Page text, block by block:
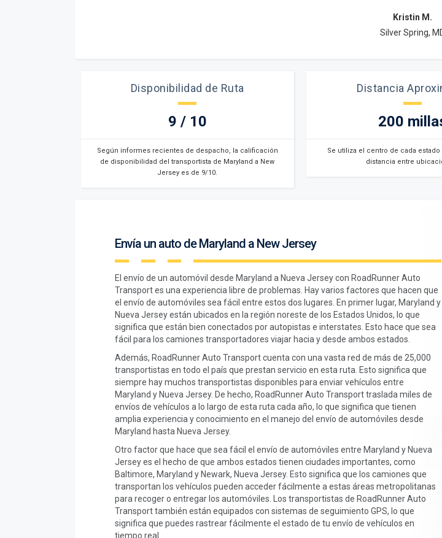
Kristin M.
Silver Spring,
Disponibilidad de Ruta
9 / 10
Según informes recientes de despacho, la calificación
de disponibilidad del transportista de Maryland a New
Jersey es de 9/10.
Distancia
200
Se utiliza el centro de cada estado
distancia entre
Envía un auto de Maryland a New Jersey
El envío de un automóvil desde Maryland a Nueva Jersey con RoadRunner Auto
Transport es una experiencia libre de problemas. Hay varios factores que hacen que
el envío de automóviles sea fácil entre estos dos lugares. En primer lugar, Maryland y
Nueva Jersey están ubicados en la región noreste de los Estados Unidos, lo que
significa que están bien conectados por autopistas e interstates. Esto hace que sea
fácil para los camiones transportadores viajar hacia y desde ambos estados.
Además, RoadRunner Auto Transport cuenta con una vasta red de más de 25,000
transportistas en todo el país que prestan servicio en esta ruta. Esto significa que
siempre hay muchos transportistas disponibles para enviar vehículos entre
Maryland y Nueva Jersey. De hecho, RoadRunner Auto Transport traslada miles de
envíos de vehículos a lo largo de esta ruta cada año, lo que significa que tienen
amplia experiencia y conocimiento en el manejo del envío de automóviles desde
Maryland hasta Nueva Jersey.
Otro factor que hace que sea fácil el envío de automóviles entre Maryland y Nueva
Jersey es el hecho de que ambos estados tienen ciudades importantes, como
Baltimore, Maryland y Newark, Nueva Jersey. Esto significa que los camiones que
transportan los vehículos pueden acceder fácilmente a estas áreas metropolitanas
para recoger o entregar los automóviles. Los transportistas de RoadRunner Auto
Transport también están equipados con sistemas de seguimiento GPS, lo que
significa que puedes rastrear fácilmente el estado de tu envío de vehículos en
tiempo real.